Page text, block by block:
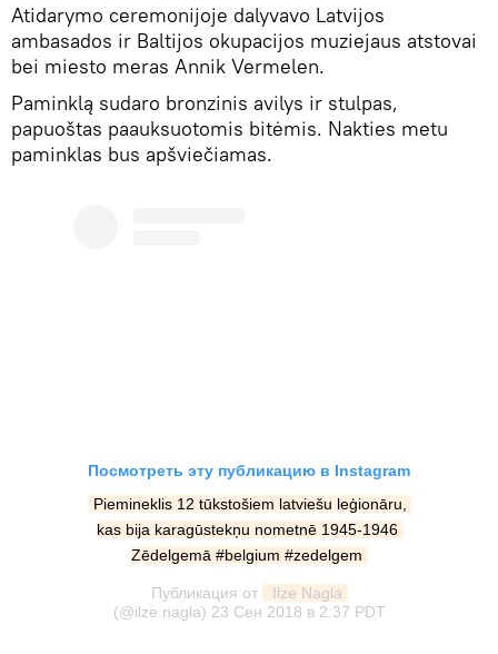
Atidarymo ceremonijoje dalyvavo Latvijos
ambasados ir Baltijos okupacijos muziejaus atstovai
bei miesto meras Annik Vermelen.
Paminklą sudaro bronzinis avilys ir stulpas,
papuoštas paauksuotomis bitėmis. Nakties metu
paminklas bus apšviečiamas.
Посмотреть эту публикацию в Instagram
Piemineklis 12 tūkstošiem latviešu leģionāru,
kas bija karagūstekņu nometnē 1945-1946
Zēdelgemā #belgium #zedelgem
Публикация от
Ilze Nagla
(@ilze.nagla) 23 Сен 2018 в 2:37 PDT